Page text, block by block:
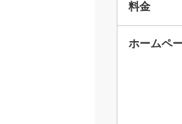
料金
ホームペ